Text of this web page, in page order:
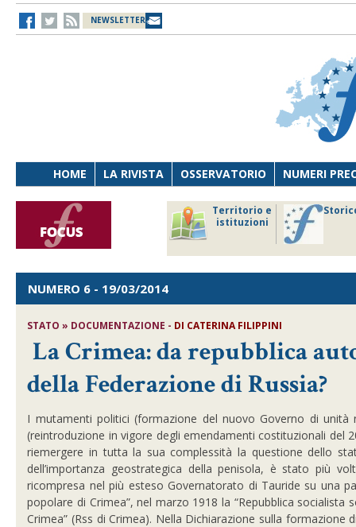
NEWSLETTER
HOME LA RIVISTA OSSERVATORIO NUMERI
Territorio e
istituzioni
NUMERO 6 - 19/03/2014
STATO » DOCUMENTAZIONE - DI CATERINA FILIPPINI
La Crimea: da repubblica
della Federazione di Russia?
I mutamenti politici (formazione del nuovo Governo di unità
(reintroduzione in vigore degli emendamenti costituzionali
riemergere in tutta la sua complessità la questione dello
dell’importanza geostrategica della penisola, è stato più
ricompresa nel più esteso Governatorato di Tauride su una
popolare di Crimea”, nel marzo 1918 la “Repubblica socialista
Crimea” (Rss di Crimea). Nella Dichiarazione sulla formazione